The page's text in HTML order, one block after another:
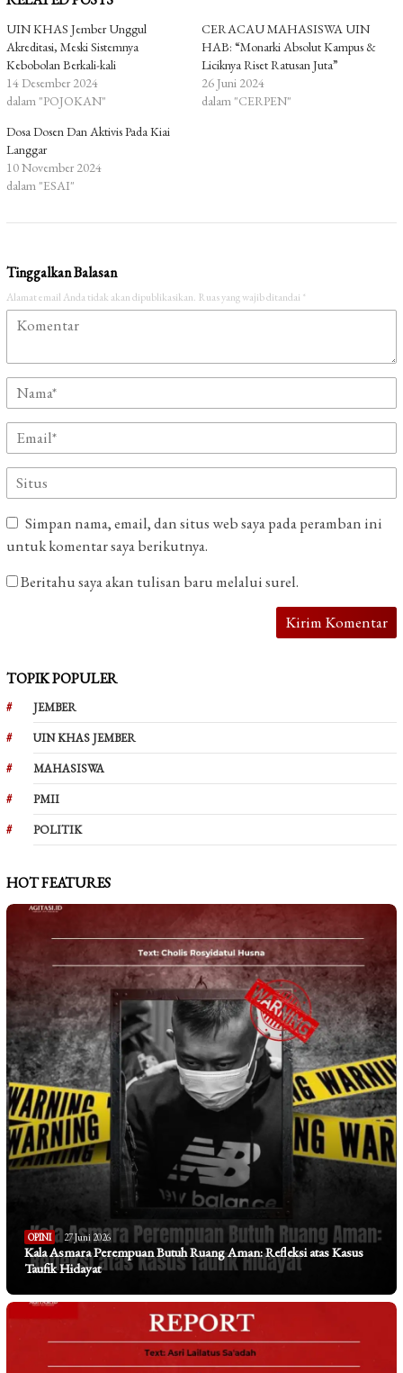
UIN KHAS Jember Unggul
Akreditasi, Meski Sistemnya
Kebobolan Berkali-kali
14 Desember 2024
dalam "POJOKAN"
CERACAU MAHASISWA UIN
HAB: “Monarki Absolut Kampus &
Liciknya Riset Ratusan Juta”
26 Juni 2024
dalam "CERPEN"
Dosa Dosen Dan Aktivis Pada Kiai
Langgar
10 November 2024
dalam "ESAI"
Tinggalkan Balasan
Alamat email Anda tidak akan dipublikasikan. Ruas yang wajib ditandai *
Simpan nama, email, dan situs web saya pada peramban ini
untuk komentar saya berikutnya.
Beritahu saya akan tulisan baru melalui surel.
TOPIK POPULER
JEMBER
UIN KHAS JEMBER
MAHASISWA
PMII
POLITIK
HOT FEATURES
OPINI 27 Juni 2026
Kala Asmara Perempuan Butuh Ruang Aman: Refleksi atas Kasus
Taufik Hidayat